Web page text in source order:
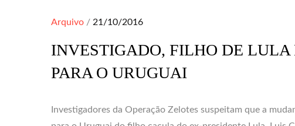
Arquivo
Posted
21/10/2016
INVESTIGADO, FILHO DE
PARA O URUGUAI
Investigadores da Operação Zelotes suspeitam que a